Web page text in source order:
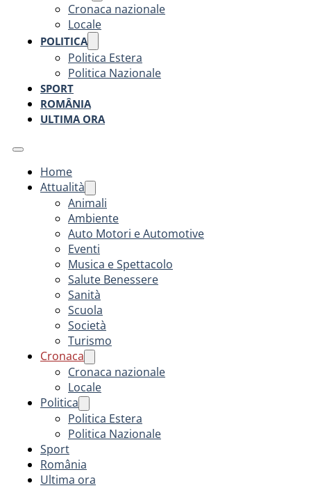
Cronaca nazionale
Locale
POLITICA
Politica Estera
Politica Nazionale
SPORT
ROMÂNIA
ULTIMA ORA
Home
Attualità
Animali
Ambiente
Auto Motori e Automotive
Eventi
Musica e Spettacolo
Salute Benessere
Sanità
Scuola
Società
Turismo
Cronaca
Cronaca nazionale
Locale
Politica
Politica Estera
Politica Nazionale
Sport
România
Ultima ora